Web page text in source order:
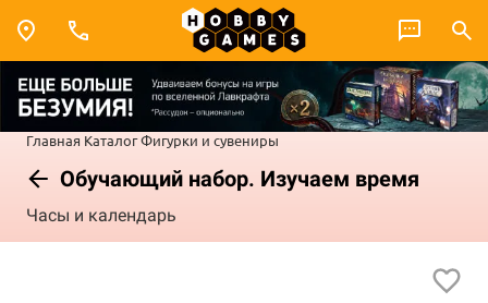
Главная КаталогФигурки и сувениры
Обучающий набор. Изучаем время
Часы и календарь